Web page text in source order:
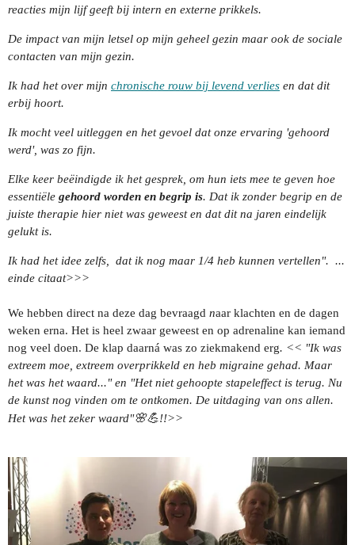
reacties mijn lijf geeft bij intern en externe prikkels.
De impact van mijn letsel op mijn geheel gezin maar ook de sociale
contacten van mijn gezin.
Ik had het over mijn chronische rouw bij levend verlies en dat dit
erbij hoort.
Ik mocht veel uitleggen en het gevoel dat onze ervaring 'gehoord
werd', was zo fijn.
Elke keer beëindigde ik het gesprek, om hun iets mee te geven hoe
essentiële gehoord worden en begrip is. Dat ik zonder begrip en de
juiste therapie hier niet was geweest en dat dit na jaren eindelijk
gelukt is.
Ik had het idee zelfs, dat ik nog maar 1/4 heb kunnen vertellen". ...
einde citaat>>>
We hebben direct na deze dag bevraagd naar klachten en de dagen
weken erna. Het is heel zwaar geweest en op adrenaline kan iemand
nog veel doen. De klap daarná was zo ziekmakend erg. << "Ik was
extreem moe, extreem overprikkeld en heb migraine gehad. Maar
het was het waard..." en "Het niet gehoopte stapeleffect is terug. Nu
de kunst nog vinden om te ontkomen. De uitdaging van ons allen.
Het was het zeker waard"🌸💪!!>>